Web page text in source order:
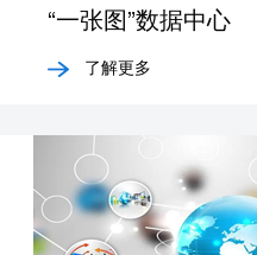
“一张图”数据中心
了解更多